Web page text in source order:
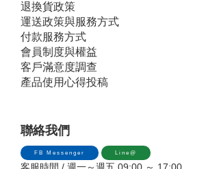
退換貨政策
運送政策與服務方式
付款服務方式
會員制度與權益
客戶滿意度調查
產品使用心得投稿
聯絡我們
FB Messenger Line@